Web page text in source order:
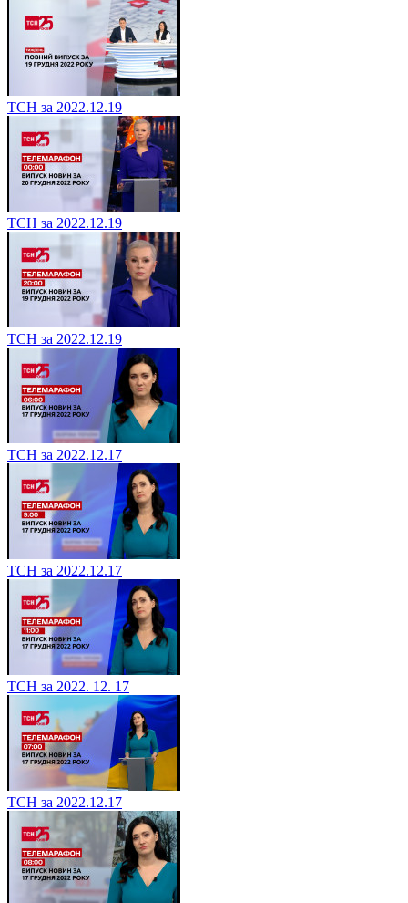
ТСН за 2022.12.19
ТСН за 2022.12.19
ТСН за 2022.12.19
ТСН за 2022.12.17
ТСН за 2022.12.17
ТСН за 2022. 12. 17
ТСН за 2022.12.17